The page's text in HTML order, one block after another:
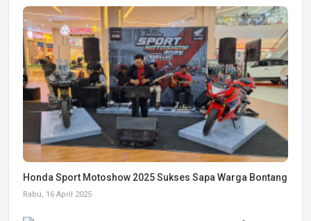
Honda Sport Motoshow 2025 Sukses Sapa Warga Bontang
Rabu, 16 April 2025